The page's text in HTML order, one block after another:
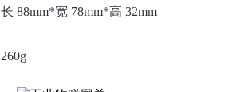
长 88mm*宽 78mm*高 32mm
260g